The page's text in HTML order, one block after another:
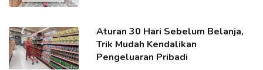
Aturan 30 Hari Sebelum Belanja,
Trik Mudah Kendalikan
Pengeluaran Pribadi